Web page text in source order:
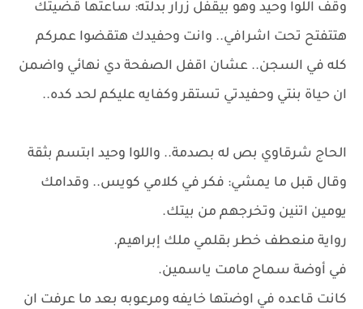
وقف اللوا وحيد وهو بيقفل زرار بدلته: ساعتها قضيتك
هتتفتح تحت اشرافي.. وانت وحفيدك هتقضوا عمركم
كله في السجن.. عشان اقفل الصفحة دي نهائي واضمن
ان حياة بنتي وحفيدتي تستقر وكفايه عليكم لحد كده..
الحاج شرقاوي بص له بصدمة.. واللوا وحيد ابتسم بثقة
وقال قبل ما يمشي: فكر في كلامي كويس.. وقدامك
يومين اتنين وتخرجهم من بيتك.
رواية منعطف خطر بقلمي ملك إبراهيم.
في أوضة سماح مامت ياسمين.
كانت قاعده في اوضتها خايفه ومرعوبه بعد ما عرفت ان